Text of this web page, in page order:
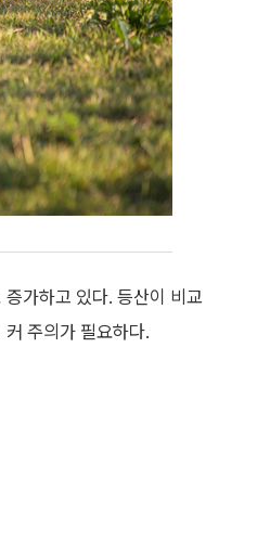
가하고 있다. 등산이 비교
커 주의가 필요하다.